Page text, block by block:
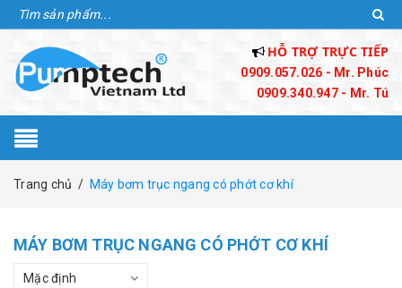
HỖ TRỢ TRỰC TIẾP
0909.057.026 - Mr. Phúc
0909.340.947 - Mr. Tú
Trang chủ / Máy bơm trục ngang có phớt cơ khí
MÁY BƠM TRỤC NGANG CÓ PHỚT CƠ KHÍ